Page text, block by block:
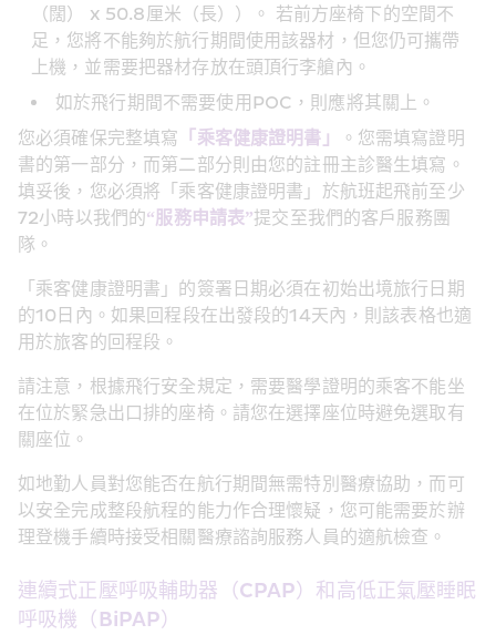
（闊） x 50.8厘米（長））。 若前方座椅下的空間不
足，您將不能夠於航行期間使用該器材，但您仍可攜帶
上機，並需要把器材存放在頭頂行李艙內。
如於飛行期間不需要使用POC，則應將其關上。
您必須確保完整填寫 「乘客健康證明書」
。您需填寫證明
書的第一部分，而第二部分則由您的註冊主診醫生填寫。
填妥後，您必須將「乘客健康證明書」於航班起飛前至少
72小時以我們的“服務申請表”提交至我們的客戶服務團
隊。
「乘客健康證明書」的簽署日期必須在初始出境旅行日期
的10日內。如果回程段在出發段的14天內，則該表格也適
用於旅客的回程段。
請注意，根據飛行安全規定，需要醫學證明的乘客不能坐
在位於緊急出口排的座椅。請您在選擇座位時避免選取有
關座位。
如地勤人員對您能否在航行期間無需特別醫療協助，而可
以安全完成整段航程的能力作合理懷疑，您可能需要於辦
理登機手續時接受相關醫療諮詢服務人員的適航檢查。
連續式正壓呼吸輔助器（CPAP）和高低正氣壓睡眠
呼吸機（BiPAP）